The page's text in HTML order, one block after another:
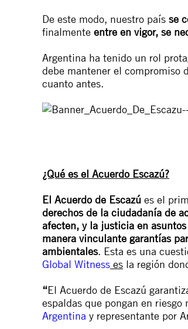
De este modo, nuestro país se
finalmente entre en vigor, se
Argentina ha tenido un rol
debe mantener el compromiso
cuanto antes.
¿Qué es el Acuerdo Escazú?
El Acuerdo de Escazú es el
derechos de la ciudadanía de
afecten, y la justicia en
manera vinculante garantías
ambientales. Esta es una
Global Witness es la región
“El Acuerdo de Escazú
espaldas que pongan en riesgo
Argentina y representante por